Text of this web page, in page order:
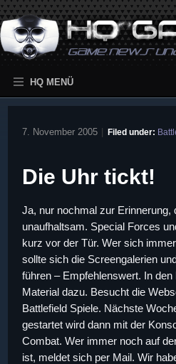
HQ MENÜ
7. November 2005 Filed under:
Die Uhr tickt!
Ja, nur nochmal zur Erinnerung,
unaufhaltsam. Special Forces
kurz vor der Tür. Wer sich
sollte sich die Screengalerien
führen – Empfehlenswert. In
Material dazu. Besucht die
Battlefield Spiele. Nächste
gestartet wird dann mit der
Combat. Wer immer noch auf
ist, meldet sich per Mail. Wir